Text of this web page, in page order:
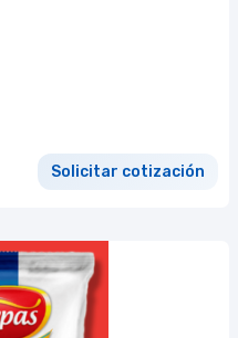
Solicitar cotización